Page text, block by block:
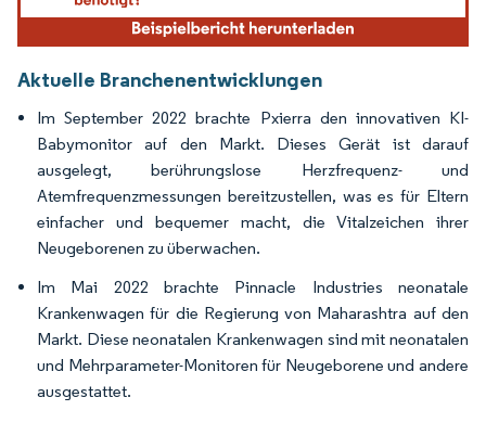
Aktuelle Branchenentwicklungen
Im September 2022 brachte Pxierra den innovativen KI-
Babymonitor auf den Markt. Dieses Gerät ist darauf
ausgelegt, berührungslose Herzfrequenz- und
Atemfrequenzmessungen bereitzustellen, was es für Eltern
einfacher und bequemer macht, die Vitalzeichen ihrer
Neugeborenen zu überwachen.
Im Mai 2022 brachte Pinnacle Industries neonatale
Krankenwagen für die Regierung von Maharashtra auf den
Markt. Diese neonatalen Krankenwagen sind mit neonatalen
und Mehrparameter-Monitoren für Neugeborene und andere
ausgestattet.